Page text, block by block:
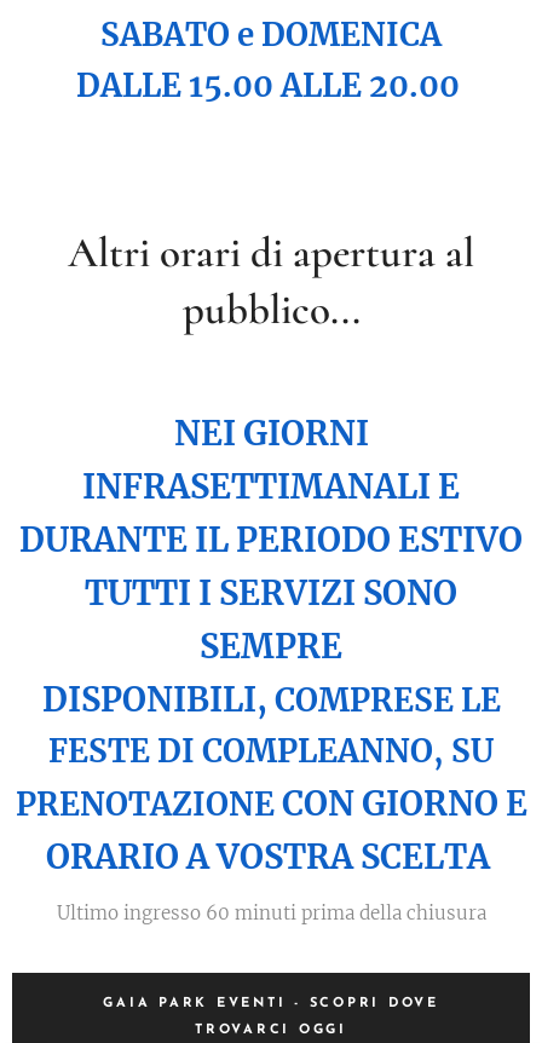
SABATO e DOMENICA
DALLE 15.00 ALLE 20.00
Altri orari di apertura al
pubblico...
NEI GIORNI
INFRASETTIMANALI E
DURANTE IL PERIODO ESTIVO
TUTTI I SERVIZI SONO
SEMPRE
DISPONIBILI, COMPRESE LE
FESTE DI COMPLEANNO, SU
PRENOTAZIONECON GIORNO E
ORARIO A VOSTRA SCELTA
Ultimo ingresso 60 minuti prima della chiusura
GAIA PARK EVENTI - SCOPRI DOVE
TROVARCI OGGI